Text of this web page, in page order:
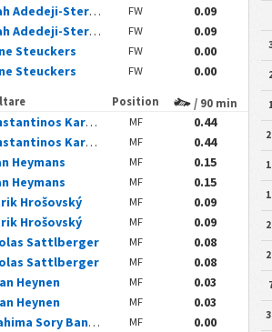
Adedeji-Sternberg
FW
0.09
Adedeji-Sternberg
FW
0.09
Steuckers
FW
0.00
Steuckers
FW 0.00
Position / 90 min
Karetsas MF
0.44
Karetsas
MF
0.44
Heymans
MF
0.15
Heymans
MF
0.15
Hrošovský
MF
0.09
Hrošovský
MF
0.09
Sattlberger
MF
0.08
Sattlberger
MF
0.08
Heynen
MF
0.03
Heynen
MF
0.03
Sory Bangoura
MF
0.00